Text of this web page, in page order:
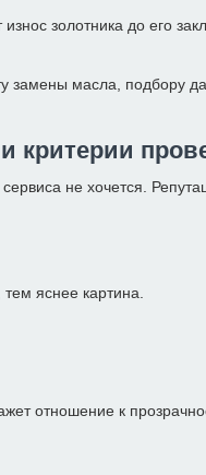
износ золотника до его
масла, подбору
критерии
не хочется.
яснее картина.
отношение к